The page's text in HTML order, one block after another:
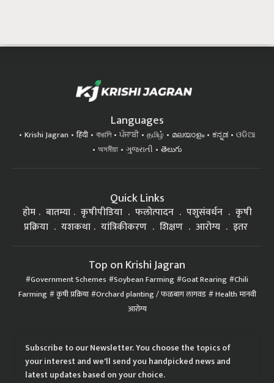
Languages
Krishi Jagran हिंदी বাঙালি ਪੰਜਾਬੀ தமிழ் മലയാളം ಕನ್ನಡ
ଓଡିଆ
অসমীয়া
ગુજરાતી తెలుగు
Quick Links
होम बातम्या कृषीपीडिया फलोत्पादन पशुसंवर्धन
कृषी
प्रक्रिया
यशकथा यांत्रिकीकरण शिक्षण आरोग्य इतर
Top on Krishi Jagran
Government Schemes Soybean Farming Goat Rearing Chili
Farming कृषी प्रक्रिया Orchard planting / फळबाग लागवड Health मानवी
आरोग्य
Subscribe to our Newsletter. You choose the topics of
your interest and we'll send you handpicked news and
latest updates based on your choice.